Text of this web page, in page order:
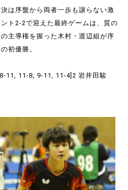
は序盤から両者一歩も譲らない激
ト2-2で迎えた最終ゲームは、質の
主導権を握った木村・渡辺組が序
初優勝。
11, 11-8, 9-11, 11-4]2 岩井田駿